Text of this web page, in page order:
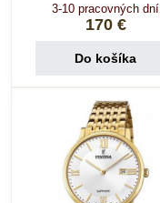
3-10 pracovných dní
170 €
Do košíka